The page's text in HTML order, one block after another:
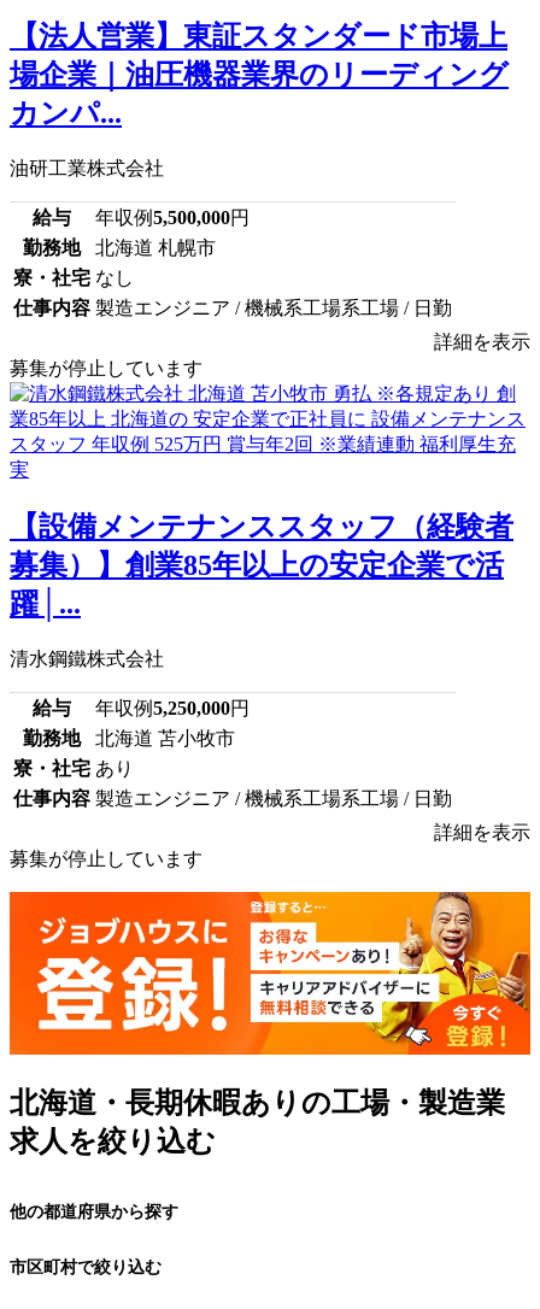
【法人営業】東証スタンダード市場上
場企業｜油圧機器業界のリーディング
カンパ...
油研工業株式会社
給与 年収例5,500,000円
勤務地
北海道 札幌市
寮・社宅 なし
仕事内容 製造エンジニア / 機械系工場系工場 / 日勤
詳細を表示
募集が停止しています
【設備メンテナンススタッフ（経験者
募集）】創業85年以上の安定企業で活
躍│...
清水鋼鐵株式会社
給与 年収例5,250,000円
勤務地
北海道 苫小牧市
寮・社宅 あり
仕事内容 製造エンジニア / 機械系工場系工場 / 日勤
詳細を表示
募集が停止しています
北海道・長期休暇ありの工場・製造業
求人を絞り込む
他の都道府県から探す
市区町村で絞り込む